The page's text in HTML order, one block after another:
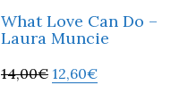
What Love Can Do –
Laura Muncie
14,00€ 12,60€